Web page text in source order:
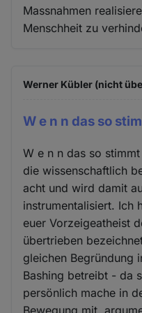
Massnahmen
Menschheit zu
Werner Kübler (nicht
W e n n das so
W e n n das so
die wissenschaftlich
acht und wird damit
instrumentalisiert. Ich
euer Vorzeigeatheist
übertrieben
gleichen Begründung
Bashing betreibt - da
persönlich mache in